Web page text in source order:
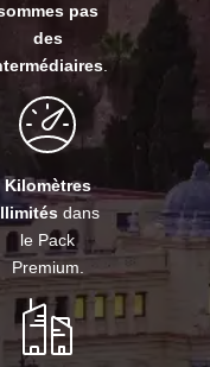
pas
des
.
Kilomètres
dans
le Pack
Premium.